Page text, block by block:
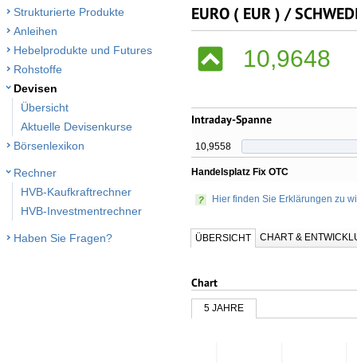
Strukturierte Produkte
Anleihen
Hebelprodukte und Futures
Rohstoffe
Devisen
Übersicht
Aktuelle Devisenkurse
Börsenlexikon
Rechner
HVB-Kaufkraftrechner
HVB-Investmentrechner
Haben Sie Fragen?
EURO ( EUR ) /
10,9648
Intraday-Spanne
10,9558
Handelsplatz Fix OTC
Hier finden Sie Erklärungen zu
ÜBERSICHT CHART &
Chart
5 JAHRE